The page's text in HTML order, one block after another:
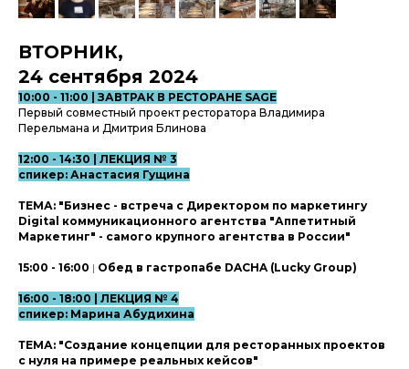
ВТОРНИК,
24 сентября 2024
10:00 - 11:00 | ЗАВТРАК В РЕСТОРАНЕ SAGE
Первый совместный проект ресторатора Владимира
Перельмана и Дмитрия Блинова
12:00 - 14:30 | ЛЕКЦИЯ № 3
спикер: Анастасия Гущина
ТЕМА: "Бизнес - встреча с Директором по маркетингу
Digital коммуникационного агентства "Аппетитный
Маркетинг" - самого крупного агентства в России"
15:00 - 16:00 | Обед в гастропабе DACHA (Lucky Group)
16:00 - 18:00 | ЛЕКЦИЯ № 4
спикер: Марина Абудихина
ТЕМА: "Создание концепции для ресторанных проектов
с нуля на примере реальных кейсов"